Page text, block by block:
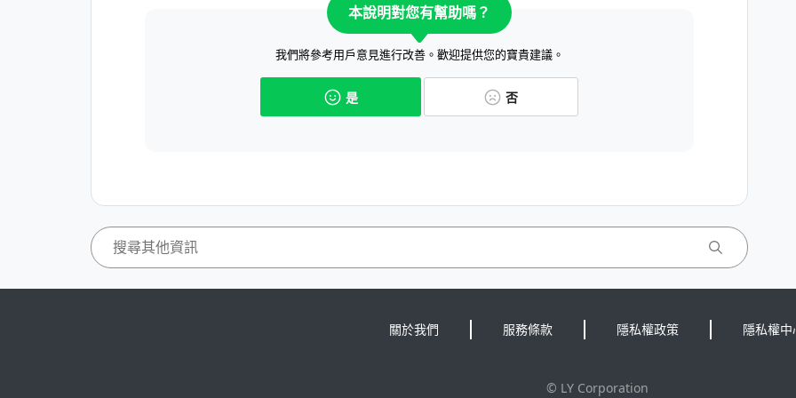
本說明對您有幫助嗎？
我們將參考用戶意見進行改善。歡迎提供您的寶貴建議。
是 否
關於我們 服務條款 隱私權政策 隱私權中
© LY Corporation